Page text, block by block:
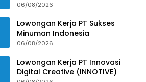
06/08/2026
Lowongan Kerja PT Sukses
Minuman Indonesia
06/08/2026
Lowongan Kerja PT Innovasi
Digital Creative (INNOTIVE)